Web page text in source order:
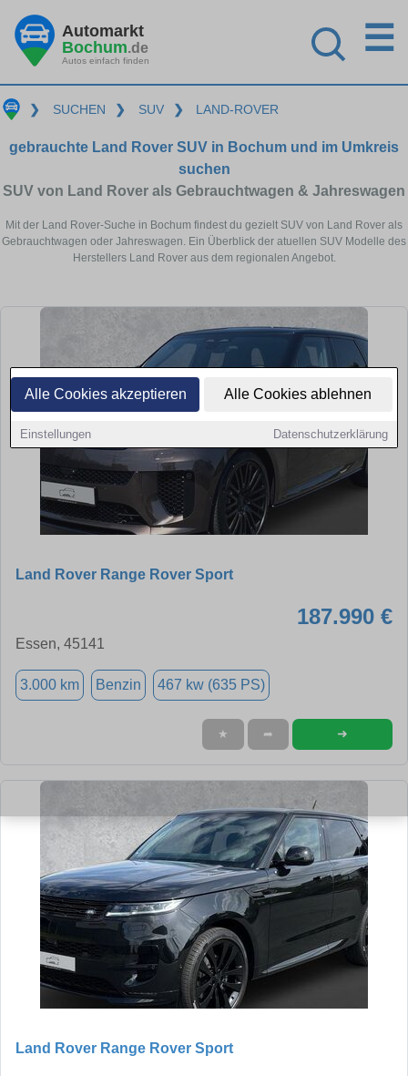
Alle Cookies akzeptieren Alle Cookies ablehnen
Einstellungen Datenschutzerklärung
Automarkt
Bochum.de
Autos einfach finden
☰
❯ SUCHEN ❯ SUV ❯ LAND-ROVER
gebrauchte Land Rover SUV in Bochum und im Umkreis
suchen
SUV von Land Rover als Gebrauchtwagen & Jahreswagen
Mit der Land Rover-Suche in Bochum findest du gezielt SUV von Land Rover als
Gebrauchtwagen oder Jahreswagen. Ein Überblick der atuellen SUV Modelle des
Herstellers Land Rover aus dem regionalen Angebot.
Land Rover Range Rover Sport
187.990 €
Essen, 45141
3.000 km Benzin 467 kw (635 PS)
★ ➦ ➜
Land Rover Range Rover Sport